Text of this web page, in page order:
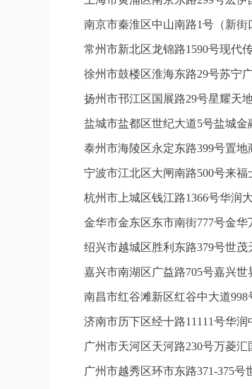
南京市秦淮区中山南路1号（新街
常州市新北区龙锦路1590号现代
徐州市鼓楼区淮海东路29号苏宁
扬州市邗江区国展路29号星耀天
盐城市盐都区世纪大道5号盐城金
泰州市海陵区永定东路399号置地
宁波市江北区大闸南路500号来福
杭州市上城区钱江路1366号华润
金华市金东区东市南街777号金华
绍兴市越城区胜利东路379号世茂
嘉兴市南湖区广益路705号嘉兴世
南昌市红谷滩新区红谷中大道998
济南市历下区经十路11111号华润
广州市天河区天河路230号万菱
广州市越秀区环市东路371-375号